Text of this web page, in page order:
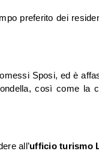
preferito dei
Sposi, ed è
così come la
all’ufficio turismo